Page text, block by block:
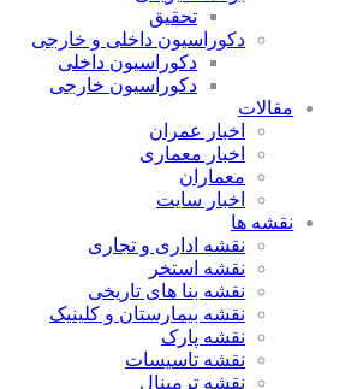
تحقیق
دکوراسیون داخلی و خارجی
دکوراسیون داخلی
دکوراسیون خارجی
مقالات
اخبار عمران
اخبار معماری
معماران
اخبار سایت
نقشه ها
نقشه اداری و تجاری
نقشه استخر
نقشه بنا های تاریخی
نقشه بیمارستان و کلینیک
نقشه پارک
نقشه تاسیسات
نقشه ترمینال